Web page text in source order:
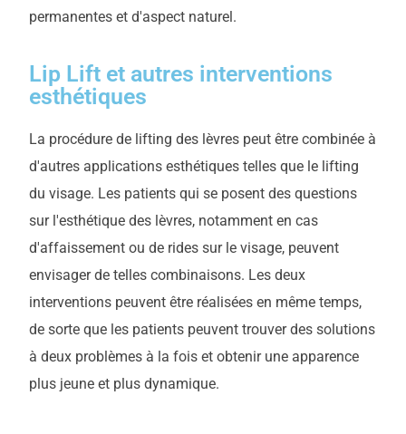
permanentes et d'aspect naturel.
Lip Lift et autres interventions
esthétiques
La procédure de lifting des lèvres peut être combinée à
d'autres applications esthétiques telles que le lifting
du visage. Les patients qui se posent des questions
sur l'esthétique des lèvres, notamment en cas
d'affaissement ou de rides sur le visage, peuvent
envisager de telles combinaisons. Les deux
interventions peuvent être réalisées en même temps,
de sorte que les patients peuvent trouver des solutions
à deux problèmes à la fois et obtenir une apparence
plus jeune et plus dynamique.